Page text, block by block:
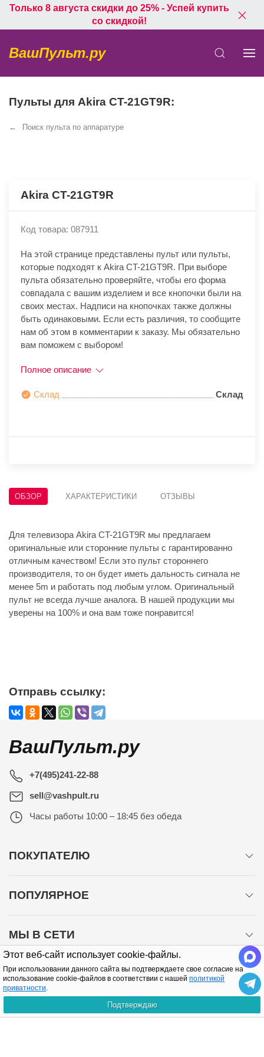
Этот веб-сайт использует cookie-файлы.
При использовании данного сайта вы подтверждаете свое согласие на
использование cookie-файлов в соответствии с нашей политикой
приватности.
Подтверждаю
Только 8 августа скидки до 25% - Успей купить
со скидкой!
ВашПульт.ру
Пульты для Akira CT-21GT9R:
Поиск пульта по аппаратуре
Akira CT-21GT9R
Код товара: 087911
На этой странице представлены пульт или пульты,
которые подходят к Akira CT-21GT9R. При выборе
пульта обязательно проверяйте, чтобы его форма
совпадала с вашим изделием и все кнопочки были на
своих местах. Надписи на кнопочках также должны
быть одинаковыми. Если есть различия, то сообщите
нам об этом в комментарии к заказу. Мы обязательно
вам поможем с выбором!
Полное описание
Склад Склад
ОБЗОР ХАРАКТЕРИСТИКИ ОТЗЫВЫ
Для телевизора Akira CT-21GT9R мы предлагаем
оригинальные или сторонние пульты с гарантированно
отличным качеством! Если это пульт стороннего
производителя, то он будет иметь дальность сигнала не
менее 5m и работать под любым углом. Оригинальный
пульт не всегда лучше аналога. В нашей продукции мы
уверены на 100% и она вам тоже понравится!
Отправь ссылку:
ВашПульт.ру
+7(495)241-22-88
sell@vashpult.ru
Часы работы 10:00 – 18:45 без обеда
ПОКУПАТЕЛЮ
ПОПУЛЯРНОЕ
МЫ В СЕТИ